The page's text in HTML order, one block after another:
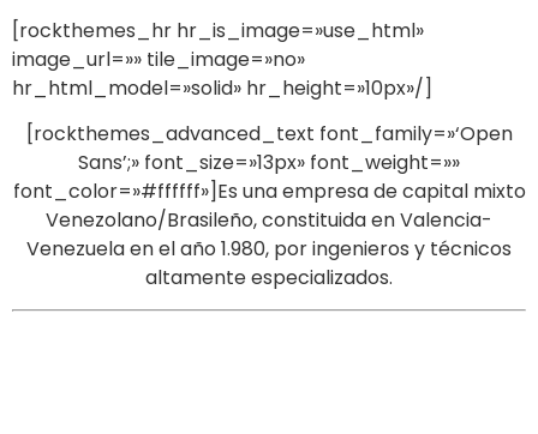
[rockthemes_hr hr_is_image=»use_html»
image_url=»» tile_image=»no»
hr_html_model=»solid» hr_height=»10px»/]
[rockthemes_advanced_text font_family=»‘Open
Sans’;» font_size=»13px» font_weight=»»
font_color=»#ffffff»]Es una empresa de capital mixto
Venezolano/Brasileño, constituida en Valencia-
Venezuela en el año 1.980, por ingenieros y técnicos
altamente especializados.